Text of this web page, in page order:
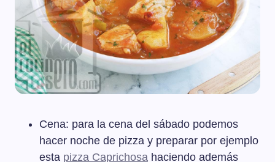
Cena: para la cena del sábado podemos
hacer noche de pizza y preparar por ejemplo
esta pizza Caprichosa haciendo además